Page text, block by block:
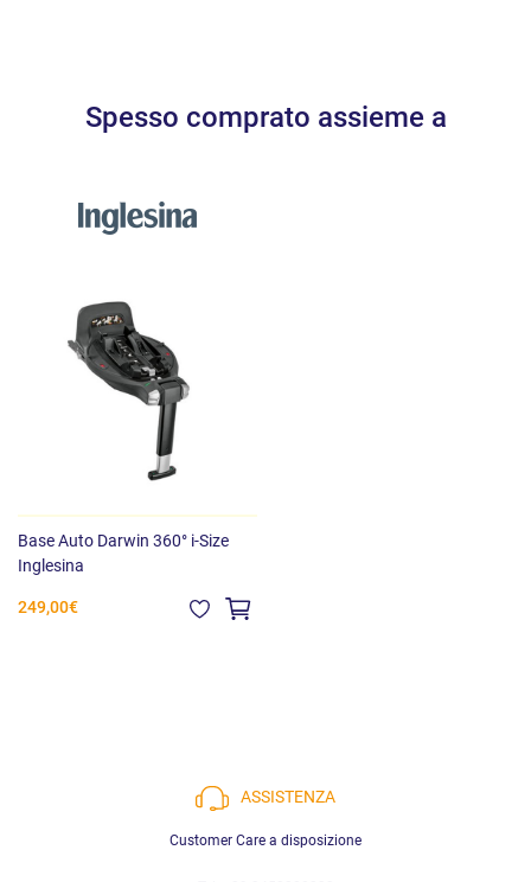
Spesso comprato assieme a
Base Auto Darwin 360° i-Size
Inglesina
249,00€
ASSISTENZA
Customer Care a disposizione